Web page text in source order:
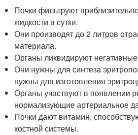
Почки фильтруют
жидкости в сутки.
Они производят до 2 литров
материала.
Органы ликвидируют
Они нужны для синтеза
нужны для изготовления
Органы участвуют в появлении
нормализующие артериальное
Почки дают витамин,
костной системы.